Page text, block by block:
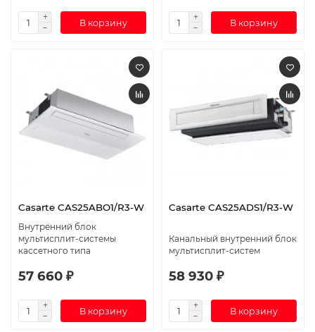
В корзину В корзину
Casarte CAS25ABO1/R3-W
Внутренний блок
мультисплит-системы
кассетного типа
57 660 ₽
В корзину
Casarte CAS25ADS1/R3-W
Канальный внутренний блок
мультисплит-систем
58 930 ₽
В корзину